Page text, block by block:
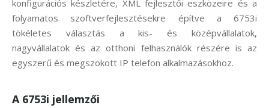
konfigurációs készletére, XML fejlesztői eszközeire és a
folyamatos szoftverfejlesztésekre építve a 6753i
tökéletes választás a kis- és középvállalatok,
nagyvállalatok és az otthoni felhasználók részére is az
egyszerű és megszokott IP telefon alkalmazásokhoz.
A 6753i jellemzői